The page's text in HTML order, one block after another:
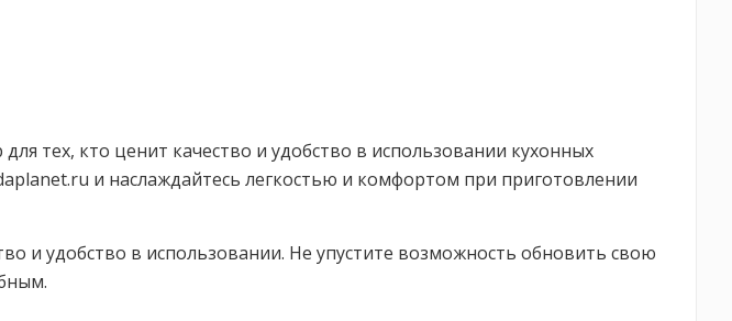
тех, кто ценит качество и удобство в использовании кухонных
и наслаждайтесь легкостью и комфортом при приготовлении
и удобство в использовании. Не упустите возможность обновить свою